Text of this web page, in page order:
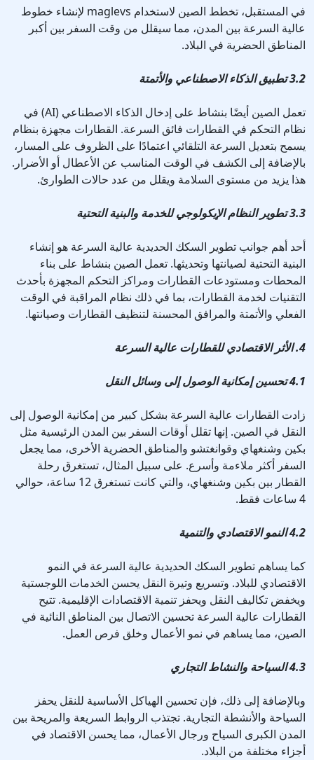
في المستقبل، تخطط الصين لاستخدام maglevs لإنشاء خطوط
عالية السرعة بين المدن، مما سيقلل من وقت السفر بين أكبر
المناطق الحضرية في البلاد.
3.2 تطبيق الذكاء الاصطناعي والأتمتة
تعمل الصين أيضًا بنشاط على إدخال الذكاء الاصطناعي (AI) في
نظام التحكم في القطارات فائق السرعة. القطارات مجهزة بنظام
يسمح بتعديل السرعة التلقائي اعتمادًا على الظروف على المسار،
بالإضافة إلى الكشف في الوقت المناسب عن الأعطال أو الأضرار.
هذا يزيد من مستوى السلامة ويقلل من عدد حالات الطوارئ.
3.3 تطوير النظام الإيكولوجي للخدمة والبنية التحتية
أحد أهم جوانب تطوير السكك الحديدية عالية السرعة هو إنشاء
البنية التحتية لصيانتها وتحديثها. تعمل الصين بنشاط على بناء
المحطات ومستودعات القطارات ومراكز التحكم المجهزة بأحدث
التقنيات لخدمة القطارات، بما في ذلك نظام المراقبة في الوقت
الفعلي والأتمتة والمرافق المحسنة لتنظيف القطارات وصيانتها.
4. الأثر الاقتصادي للقطارات عالية السرعة
4.1 تحسين إمكانية الوصول إلى وسائل النقل
زادت القطارات عالية السرعة بشكل كبير من إمكانية الوصول إلى
النقل في الصين. إنها تقلل أوقات السفر بين المدن الرئيسية مثل
بكين وشنغهاي وقوانغتشو والمناطق الحضرية الأخرى، مما يجعل
السفر أكثر ملاءمة وأسرع. على سبيل المثال، تستغرق رحلة
القطار بين بكين وشنغهاي، والتي كانت تستغرق 12 ساعة، حوالي
4 ساعات فقط.
4.2 النمو الاقتصادي والتنمية
كما يساهم تطوير السكك الحديدية عالية السرعة في النمو
الاقتصادي للبلاد. وتسريع وتيرة النقل يحسن الخدمات اللوجستية
ويخفض تكاليف النقل ويحفز تنمية الاقتصادات الإقليمية. تتيح
القطارات عالية السرعة تحسين الاتصال بين المناطق النائية في
الصين، مما يساهم في نمو الأعمال وخلق فرص العمل.
4.3 السياحة والنشاط التجاري
وبالإضافة إلى ذلك، فإن تحسين الهياكل الأساسية للنقل يحفز
السياحة والأنشطة التجارية. تجتذب الروابط السريعة والمريحة بين
المدن الكبرى السياح ورجال الأعمال، مما يحسن الاقتصاد في
أجزاء مختلفة من البلاد.